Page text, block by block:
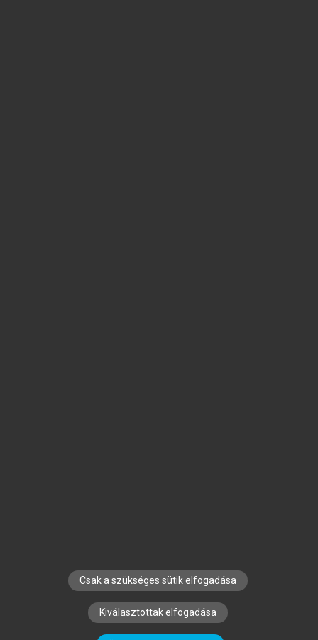
SZERZŐKNEK CÉGEKNEK KÖNYVTÁROSOKNAK
SZERKESZTÉSI ÉS LEKTORÁLÁSI ALAPELVEK
Csak a szükséges sütik elfogadása
Kiválasztottak elfogadása